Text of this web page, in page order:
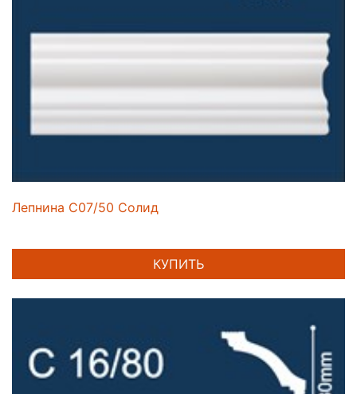
Лепнина C07/50 Солид
КУПИТЬ